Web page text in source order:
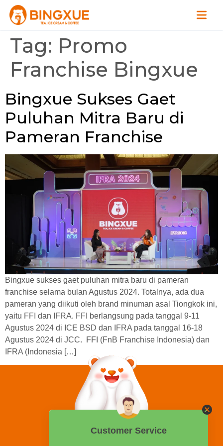
Tag: Promo
Franchise Bingxue
Bingxue Sukses Gaet
Puluhan Mitra Baru di
Pameran Franchise
Bingxue sukses gaet puluhan mitra baru di pameran
franchise selama bulan Agustus 2024. Totalnya, ada dua
pameran yang diikuti oleh brand minuman asal Tiongkok ini,
yaitu FFI dan IFRA. FFI berlangsung pada tanggal 9-11
Agustus 2024 di ICE BSD dan IFRA pada tanggal 16-18
Agustus 2024 di JCC. FFI (FnB Franchise Indonesia) dan
IFRA (Indonesia […]
0858 2015 9999